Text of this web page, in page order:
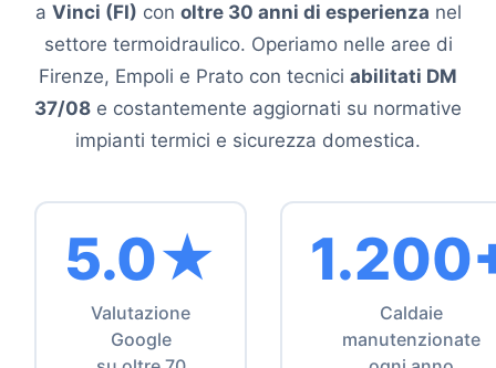
a Vinci (FI) con oltre 30 anni di esperienza nel
settore termoidraulico. Operiamo nelle aree di
Firenze, Empoli e Prato con tecnici abilitati DM
37/08 e costantemente aggiornati su normative
impianti termici e sicurezza domestica.
5.0★
Valutazione
Google
Caldaie
manutenzionate